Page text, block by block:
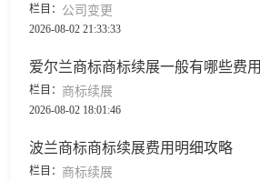
栏目： 公司变更
2026-08-02 21:33:33
爱尔兰商标商标续展一般有哪些费用
栏目： 商标续展
2026-08-02 18:01:46
波兰商标商标续展费用明细攻略
栏目： 商标续展